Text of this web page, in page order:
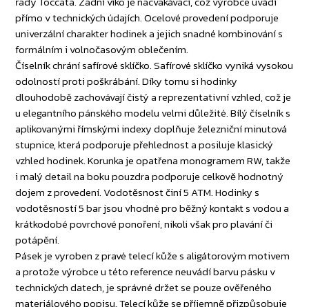
přímo v technických údajích. Ocelové provedení podporuje
univerzální charakter hodinek a jejich snadné kombinování s
formálním i volnočasovým oblečením.
Číselník chrání safírové sklíčko. Safírové sklíčko vyniká vysokou
odolností proti poškrábání. Díky tomu si hodinky
dlouhodobě zachovávají čistý a reprezentativní vzhled, což je
u elegantního pánského modelu velmi důležité. Bílý číselník s
aplikovanými římskými indexy doplňuje železniční minutová
stupnice, která podporuje přehlednost a posiluje klasický
vzhled hodinek. Korunka je opatřena monogramem RW, takže
i malý detail na boku pouzdra podporuje celkově hodnotný
dojem z provedení. Vodotěsnost činí 5 ATM. Hodinky s
vodotěsností 5 bar jsou vhodné pro běžný kontakt s vodou a
krátkodobé povrchové ponoření, nikoli však pro plavání či
potápění.
Pásek je vyroben z pravé telecí kůže s aligátorovým motivem
a protože výrobce u této reference neuvádí barvu pásku v
technických datech, je správné držet se pouze ověřeného
materiálového popisu. Telecí kůže se příjemně přizpůsobuje